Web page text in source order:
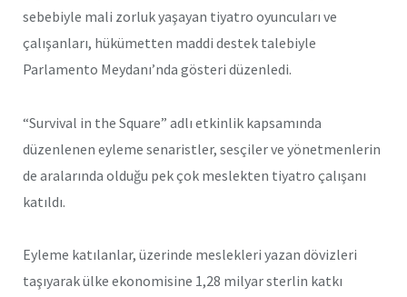
sebebiyle mali zorluk yaşayan tiyatro oyuncuları ve
çalışanları, hükümetten maddi destek talebiyle
Parlamento Meydanı’nda gösteri düzenledi.
“Survival in the Square” adlı etkinlik kapsamında
düzenlenen eyleme senaristler, sesçiler ve yönetmenlerin
de aralarında olduğu pek çok meslekten tiyatro çalışanı
katıldı.
Eyleme katılanlar, üzerinde meslekleri yazan dövizleri
taşıyarak ülke ekonomisine 1,28 milyar sterlin katkı